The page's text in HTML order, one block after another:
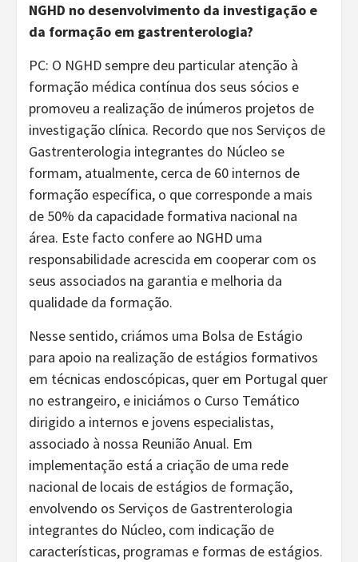
NGHD no desenvolvimento da investigação e
da formação em gastrenterologia?
PC: O NGHD sempre deu particular atenção à
formação médica contínua dos seus sócios e
promoveu a realização de inúmeros projetos de
investigação clínica. Recordo que nos Serviços de
Gastrenterologia integrantes do Núcleo se
formam, atualmente, cerca de 60 internos de
formação específica, o que corresponde a mais
de 50% da capacidade formativa nacional na
área. Este facto confere ao NGHD uma
responsabilidade acrescida em cooperar com os
seus associados na garantia e melhoria da
qualidade da formação.
Nesse sentido, criámos uma Bolsa de Estágio
para apoio na realização de estágios formativos
em técnicas endoscópicas, quer em Portugal quer
no estrangeiro, e iniciámos o Curso Temático
dirigido a internos e jovens especialistas,
associado à nossa Reunião Anual. Em
implementação está a criação de uma rede
nacional de locais de estágios de formação,
envolvendo os Serviços de Gastrenterologia
integrantes do Núcleo, com indicação de
características, programas e formas de estágios.